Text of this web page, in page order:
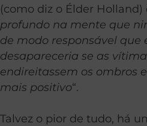
(como diz o Élder Holland)
profundo na mente que
de modo responsável que
desapareceria se as
endireitassem os ombros
mais positivo“.
Talvez o pior de tudo, há